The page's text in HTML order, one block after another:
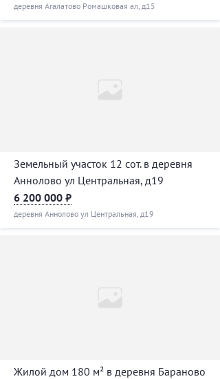
деревня Агалатово Ромашковая ал, д15
Земельный участок 12 сот. в деревня
Аннолово ул Центральная, д19
6 200 000 ₽
деревня Аннолово ул Центральная, д19
Жилой дом 180 м² в деревня Бараново